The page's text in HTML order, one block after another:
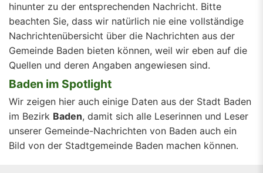
hinunter zu der entsprechenden Nachricht. Bitte
beachten Sie, dass wir natürlich nie eine vollständige
Nachrichtenübersicht über die Nachrichten aus der
Gemeinde Baden bieten können, weil wir eben auf die
Quellen und deren Angaben angewiesen sind.
Baden im Spotlight
Wir zeigen hier auch einige Daten aus der Stadt Baden
im Bezirk Baden, damit sich alle Leserinnen und Leser
unserer Gemeinde-Nachrichten von Baden auch ein
Bild von der Stadtgemeinde Baden machen können.